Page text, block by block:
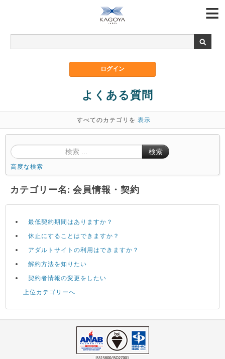
よくある質問
すべてのカテゴリを 表示
検索
高度な検索
カテゴリー名: 会員情報・契約
最低契約期間はありますか？
休止にすることはできますか？
アダルトサイトの利用はできますか？
解約方法を知りたい
契約者情報の変更をしたい
上位カテゴリーへ